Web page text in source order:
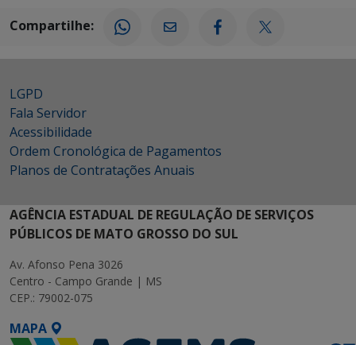
Compartilhe:
LGPD
Fala Servidor
Acessibilidade
Ordem Cronológica de Pagamentos
Planos de Contratações Anuais
AGÊNCIA ESTADUAL DE REGULAÇÃO DE SERVIÇOS
PÚBLICOS DE MATO GROSSO DO SUL
Av. Afonso Pena 3026
Centro - Campo Grande | MS
CEP.: 79002-075
MAPA